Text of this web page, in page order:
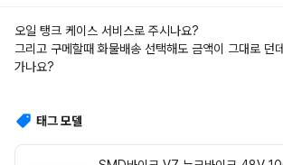
오일 탱크 케이스 서비스로 주시나요?
그리고 구메할때 화물배송 선택해도 금액이 그대로 던
가나요?
태그 모델